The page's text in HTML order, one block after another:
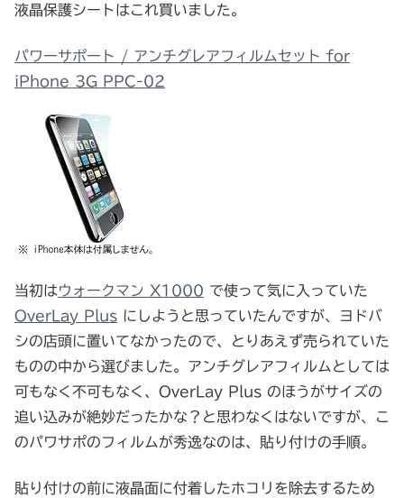
液晶保護シートはこれ買いました。
パワーサポート / アンチグレアフィルムセット for
iPhone 3G PPC-02
当初はウォークマン X1000 で使って気に入っていた
OverLay Plus にしようと思っていたんですが、ヨドバ
シの店頭に置いてなかったので、とりあえず売られていた
ものの中から選びました。アンチグレアフィルムとしては
可もなく不可もなく、OverLay Plus のほうがサイズの
追い込みが絶妙だったかな？と思わなくはないですが、こ
のパワサポのフィルムが秀逸なのは、貼り付けの手順。
貼り付けの前に液晶面に付着したホコリを除去するため